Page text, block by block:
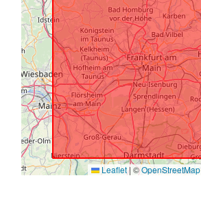
Leaflet| ©OpenStreetMap